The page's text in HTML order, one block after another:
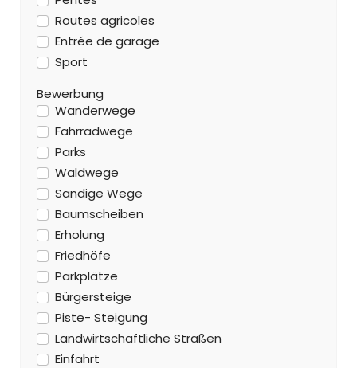
Routes agricoles
Entrée de garage
Sport
Bewerbung
Wanderwege
Fahrradwege
Parks
Waldwege
Sandige Wege
Baumscheiben
Erholung
Friedhöfe
Parkplätze
Bürgersteige
Piste- Steigung
Landwirtschaftliche Straßen
Einfahrt